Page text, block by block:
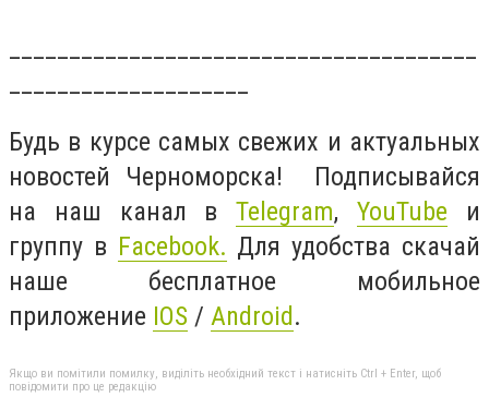
Будь в курсе самых свежих и актуальных
новостей Черноморска! Подписывайся
на наш канал вTelegram,YouTube и
группу в Facebook. Для удобства скачай
наше бесплатное мобильное
приложение IOS / Android.
Якщо ви помітили помилку, виділіть необхідний текст і натисніть Ctrl + Enter, щоб
повідомити про це редакцію